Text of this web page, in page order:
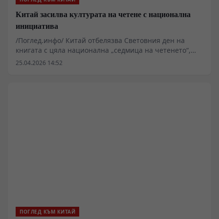
Китай засилва културата на четене с национална
инициатива
/Поглед.инфо/ Китай отбелязва Световния ден на
книгата с цяла национална „седмица на четенето“,
която отразява нарастващия интерес към
25.04.2026 14:52
ПОГЛЕД КЪМ КИТАЙ